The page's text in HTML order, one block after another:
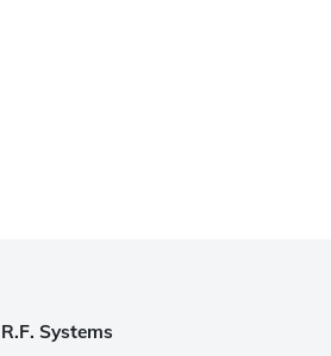
R.F. Systems